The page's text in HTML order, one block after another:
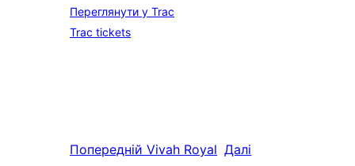
Переглянути у Trac
Trac tickets
Попередній Vivah Royal Далі